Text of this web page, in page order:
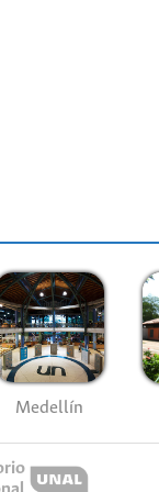
Medellín